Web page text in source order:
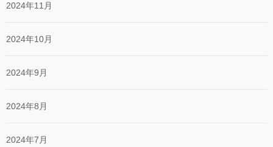
2024年11月
2024年10月
2024年9月
2024年8月
2024年7月